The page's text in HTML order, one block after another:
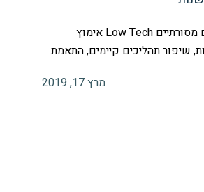
חדשנות בעסקים מסורתיים Low Tech אימוץ
תהליכים קיימים, התאמת